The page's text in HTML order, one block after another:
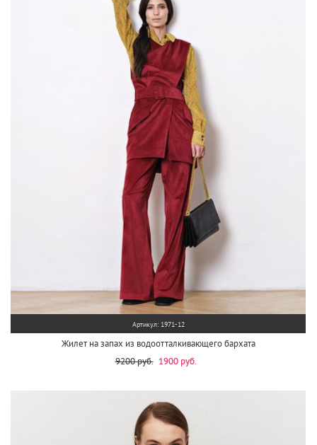
Артикул: 1971-12
Жилет на запах из водоотталкивающего бархата
9200 руб. 1900 руб.